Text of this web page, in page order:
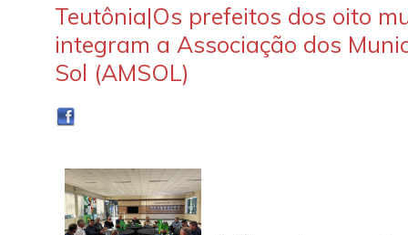
Teutônia|Os prefeitos dos oito
integram a Associação dos
Sol (AMSOL)